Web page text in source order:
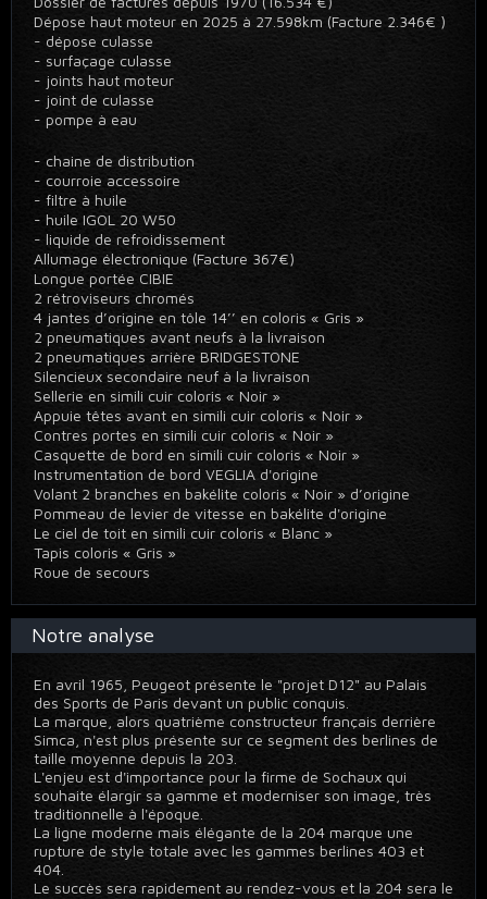
Dépose haut moteur en 2025 à 27.598km (Facture 2.346€ )
- dépose culasse
- surfaçage culasse
- joints haut moteur
- joint de culasse
- pompe à eau
- chaine de distribution
- courroie accessoire
- filtre à huile
- huile IGOL 20 W50
- liquide de refroidissement
Allumage électronique (Facture 367€)
Longue portée CIBIE
2 rétroviseurs chromés
4 jantes d’origine en tôle 14’’ en coloris « Gris »
2 pneumatiques avant neufs à la livraison
2 pneumatiques arrière BRIDGESTONE
Silencieux secondaire neuf à la livraison
Sellerie en simili cuir coloris « Noir »
Appuie têtes avant en simili cuir coloris « Noir »
Contres portes en simili cuir coloris « Noir »
Casquette de bord en simili cuir coloris « Noir »
Instrumentation de bord VEGLIA d'origine
Volant 2 branches en bakélite coloris « Noir » d’origine
Pommeau de levier de vitesse en bakélite d'origine
Le ciel de toit en simili cuir coloris « Blanc »
Tapis coloris « Gris »
Roue de secours
Notre analyse
En avril 1965, Peugeot présente le "projet D12" au Palais
des Sports de Paris devant un public conquis.
La marque, alors quatrième constructeur français derrière
Simca, n'est plus présente sur ce segment des berlines de
taille moyenne depuis la 203.
L'enjeu est d'importance pour la firme de Sochaux qui
souhaite élargir sa gamme et moderniser son image, très
traditionnelle à l'époque.
La ligne moderne mais élégante de la 204 marque une
rupture de style totale avec les gammes berlines 403 et
404.
Le succès sera rapidement au rendez-vous et la 204 sera le